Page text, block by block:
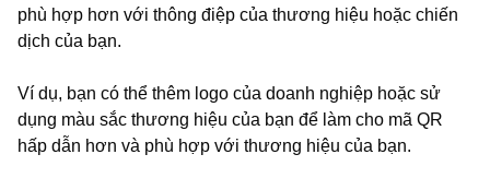
phù hợp hơn với thông điệp của thương hiệu hoặc chiến
dịch của bạn.
Ví dụ, bạn có thể thêm logo của doanh nghiệp hoặc sử
dụng màu sắc thương hiệu của bạn để làm cho mã QR
hấp dẫn hơn và phù hợp với thương hiệu của bạn.